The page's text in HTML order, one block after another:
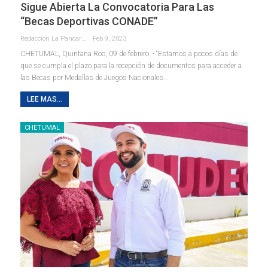
Sigue Abierta La Convocatoria Para Las
“Becas Deportivas CONADE”
Redaccion La Pancarta De Quintana Roo Feb 9, 2023
CHETUMAL, Quintana Roo, 09 de febrero. - “Estamos a pocos días de
que se cumpla el plazo para la recepción de documentos para acceder a
las Becas por Medallas de Juegos Nacionales…
LEE MAS...
CHETUMAL